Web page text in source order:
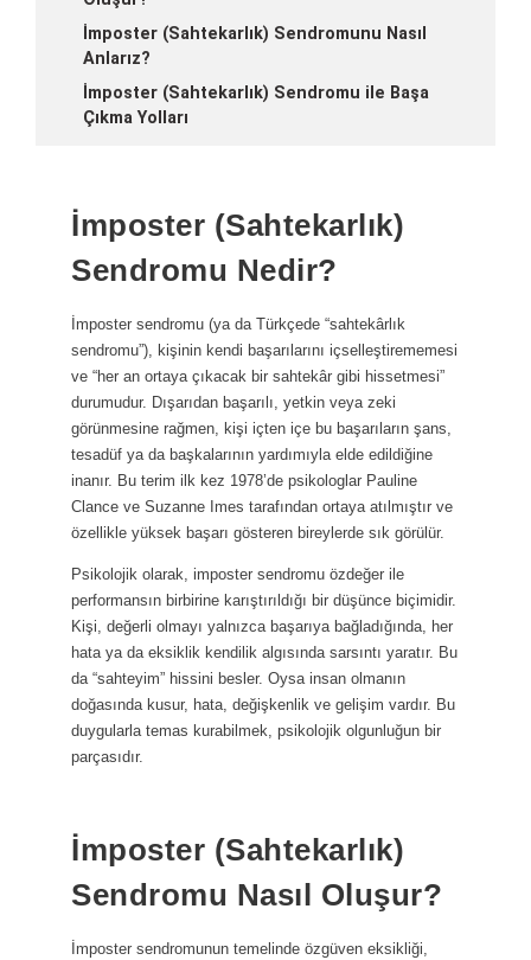
İmposter (Sahtekarlık) Sendromunu Nasıl
Anlarız?
İmposter (Sahtekarlık) Sendromu ile Başa
Çıkma Yolları
İmposter (Sahtekarlık)
Sendromu Nedir?
İmposter sendromu (ya da Türkçede “sahtekârlık
sendromu”), kişinin kendi başarılarını içselleştirememesi
ve “her an ortaya çıkacak bir sahtekâr gibi hissetmesi”
durumudur. Dışarıdan başarılı, yetkin veya zeki
görünmesine rağmen, kişi içten içe bu başarıların şans,
tesadüf ya da başkalarının yardımıyla elde edildiğine
inanır. Bu terim ilk kez 1978’de psikologlar Pauline
Clance ve Suzanne Imes tarafından ortaya atılmıştır ve
özellikle yüksek başarı gösteren bireylerde sık görülür.
Psikolojik olarak, imposter sendromu özdeğer ile
performansın birbirine karıştırıldığı bir düşünce biçimidir.
Kişi, değerli olmayı yalnızca başarıya bağladığında, her
hata ya da eksiklik kendilik algısında sarsıntı yaratır. Bu
da “sahteyim” hissini besler. Oysa insan olmanın
doğasında kusur, hata, değişkenlik ve gelişim vardır. Bu
duygularla temas kurabilmek, psikolojik olgunluğun bir
parçasıdır.
İmposter (Sahtekarlık)
Sendromu Nasıl Oluşur?
İmposter sendromunun temelinde özgüven eksikliği,